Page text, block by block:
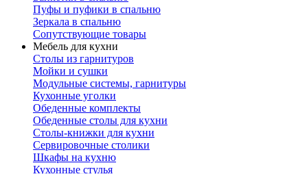
Пуфы и пуфики в спальню
Зеркала в спальню
Сопутствующие товары
Мебель для кухни
Столы из гарнитуров
Мойки и сушки
Модульные системы, гарнитуры
Кухонные уголки
Обеденные комплекты
Обеденные столы для кухни
Столы-книжки для кухни
Сервировочные столики
Шкафы на кухню
Кухонные стулья